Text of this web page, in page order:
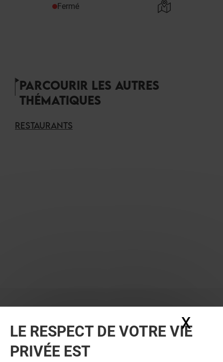
Fermé
PARCOURIR LES AUTRES
THÉMATIQUES
RESTAURANTS
LE RESPECT DE VOTRE VIE
PRIVÉE EST
X